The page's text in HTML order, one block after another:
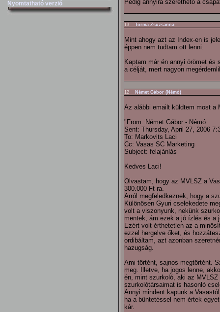
Nyomtatható verzió
Pedig annyira szerethető a
13 Torma Zsuzsanna
Mint ahogy azt az Index-en is
éppen nem tudtam ott lenni.
Kaptam már én annyi örömet
a célját, mert nagyon
12 Német Gábor (Némó)
Az alábbi emailt küldtem most a
"From: Német Gábor - Némó
Sent: Thursday, April 27, 2006
To: Markovits Laci
Cc: Vasas SC Marketing
Subject: felajánlás
Kedves Laci!
Olvastam, hogy az MVLSZ a
300.000 Ft-ra.
Arról megfeledkeznek, hogy a
Különösen Gyuri cselekedete
volt a viszonyunk, nekünk
mentek, ám ezek a jó ízlés és a
Ezért volt érthetetlen az a
ezzel hergelve őket, és
ordibáltam, azt azonban
hazugság.
Ami történt, sajnos megtörtént.
meg. Illetve, ha jogos lenne,
én, mint szurkoló, aki az
szurkolótársaimat is hasonló
Annyi mindent kapunk a
ha a büntetéssel nem értek
kár.